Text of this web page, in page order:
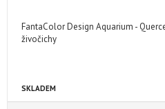
FantaColor Design Aquarium -
živočichy
SKLADEM